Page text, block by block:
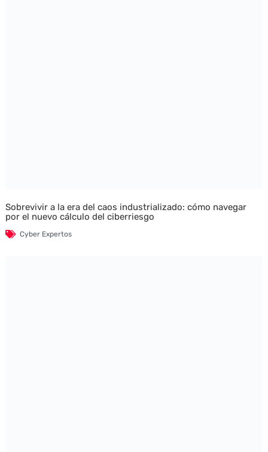
Sobrevivir a la era del caos industrializado: cómo navegar
por el nuevo cálculo del ciberriesgo
Cyber Expertos